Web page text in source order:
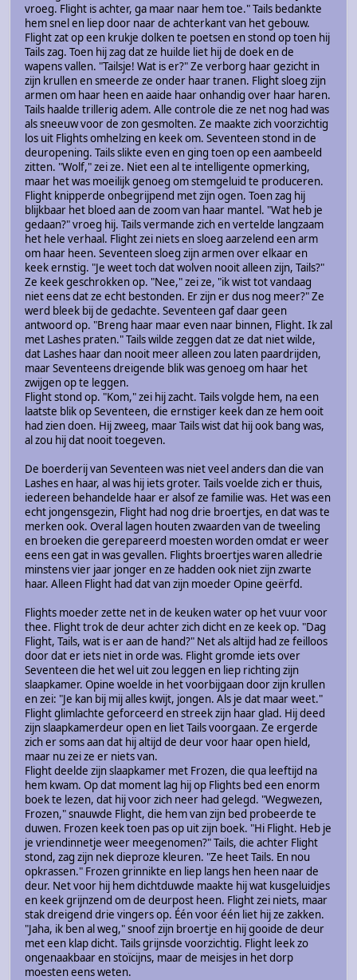
vroeg. Flight is achter, ga maar naar hem toe." Tails bedankte
hem snel en liep door naar de achterkant van het gebouw.
Flight zat op een krukje dolken te poetsen en stond op toen hij
Tails zag. Toen hij zag dat ze huilde liet hij de doek en de
wapens vallen. "Tailsje! Wat is er?" Ze verborg haar gezicht in
zijn krullen en smeerde ze onder haar tranen. Flight sloeg zijn
armen om haar heen en aaide haar onhandig over haar haren.
Tails haalde trillerig adem. Alle controle die ze net nog had was
als sneeuw voor de zon gesmolten. Ze maakte zich voorzichtig
los uit Flights omhelzing en keek om. Seventeen stond in de
deuropening. Tails slikte even en ging toen op een aambeeld
zitten. "Wolf," zei ze. Niet een al te intelligente opmerking,
maar het was moeilijk genoeg om stemgeluid te produceren.
Flight knipperde onbegrijpend met zijn ogen. Toen zag hij
blijkbaar het bloed aan de zoom van haar mantel. "Wat heb je
gedaan?" vroeg hij. Tails vermande zich en vertelde langzaam
het hele verhaal. Flight zei niets en sloeg aarzelend een arm
om haar heen. Seventeen sloeg zijn armen over elkaar en
keek ernstig. "Je weet toch dat wolven nooit alleen zijn, Tails?"
Ze keek geschrokken op. "Nee," zei ze, "ik wist tot vandaag
niet eens dat ze echt bestonden. Er zijn er dus nog meer?" Ze
werd bleek bij de gedachte. Seventeen gaf daar geen
antwoord op. "Breng haar maar even naar binnen, Flight. Ik zal
met Lashes praten." Tails wilde zeggen dat ze dat niet wilde,
dat Lashes haar dan nooit meer alleen zou laten paardrijden,
maar Seventeens dreigende blik was genoeg om haar het
zwijgen op te leggen.
Flight stond op. "Kom," zei hij zacht. Tails volgde hem, na een
laatste blik op Seventeen, die ernstiger keek dan ze hem ooit
had zien doen. Hij zweeg, maar Tails wist dat hij ook bang was,
al zou hij dat nooit toegeven.
De boerderij van Seventeen was niet veel anders dan die van
Lashes en haar, al was hij iets groter. Tails voelde zich er thuis,
iedereen behandelde haar er alsof ze familie was. Het was een
echt jongensgezin, Flight had nog drie broertjes, en dat was te
merken ook. Overal lagen houten zwaarden van de tweeling
en broeken die gerepareerd moesten worden omdat er weer
eens een gat in was gevallen. Flights broertjes waren alledrie
minstens vier jaar jonger en ze hadden ook niet zijn zwarte
haar. Alleen Flight had dat van zijn moeder Opine geërfd.
Flights moeder zette net in de keuken water op het vuur voor
thee. Flight trok de deur achter zich dicht en ze keek op. "Dag
Flight, Tails, wat is er aan de hand?" Net als altijd had ze feilloos
door dat er iets niet in orde was. Flight gromde iets over
Seventeen die het wel uit zou leggen en liep richting zijn
slaapkamer. Opine woelde in het voorbijgaan door zijn krullen
en zei: "Je kan bij mij alles kwijt, jongen. Als je dat maar weet."
Flight glimlachte geforceerd en streek zijn haar glad. Hij deed
zijn slaapkamerdeur open en liet Tails voorgaan. Ze ergerde
zich er soms aan dat hij altijd de deur voor haar open hield,
maar nu zei ze er niets van.
Flight deelde zijn slaapkamer met Frozen, die qua leeftijd na
hem kwam. Op dat moment lag hij op Flights bed een enorm
boek te lezen, dat hij voor zich neer had gelegd. "Wegwezen,
Frozen," snauwde Flight, die hem van zijn bed probeerde te
duwen. Frozen keek toen pas op uit zijn boek. "Hi Flight. Heb je
je vriendinnetje weer meegenomen?" Tails, die achter Flight
stond, zag zijn nek dieproze kleuren. "Ze heet Tails. En nou
opkrassen." Frozen grinnikte en liep langs hen heen naar de
deur. Net voor hij hem dichtduwde maakte hij wat kusgeluidjes
en keek grijnzend om de deurpost heen. Flight zei niets, maar
stak dreigend drie vingers op. Één voor één liet hij ze zakken.
"Jaha, ik ben al weg," snoof zijn broertje en hij gooide de deur
met een klap dicht. Tails grijnsde voorzichtig. Flight leek zo
ongenaakbaar en stoïcijns, maar de meisjes in het dorp
moesten eens weten.